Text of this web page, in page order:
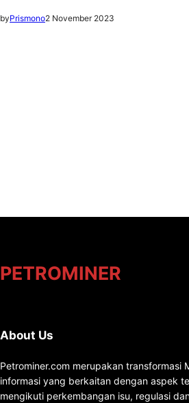
byPrismono2 November 2023
PETROMINER
About Us
Petrominer.com merupakan
informasi yang berkaitan dengan aspek
mengikuti perkembangan isu, regulasi